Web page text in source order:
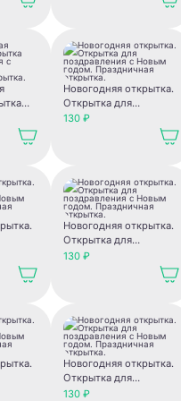
с
Новогодняя открытка.
Открытка для
поздравления с Новым
годом. Праздничная
130 ₽
Новогодняя открытка.
Открытка для
поздравления с Новым
годом. Праздничная
130 ₽
Новогодняя открытка.
Открытка для
поздравления с Новым
130 ₽